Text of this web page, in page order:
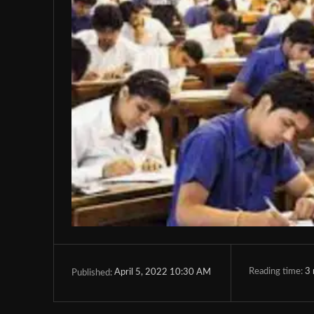
Published: April 5, 2022 10:30 AM Reading time: 3